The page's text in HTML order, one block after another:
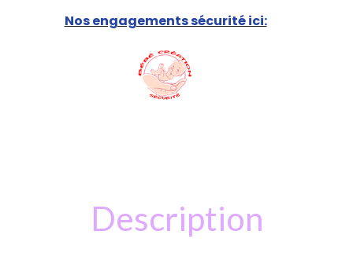
Nos engagements sécurité ici:
Description